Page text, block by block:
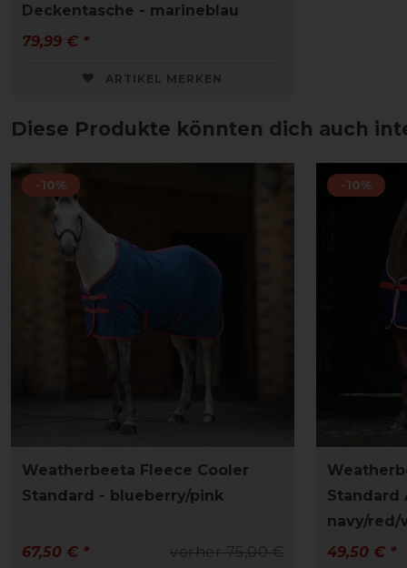
Deckentasche - marineblau
79,99 € *
ARTIKEL MERKEN
Diese Produkte könnten dich auch
-10%
Weatherbeeta Fleece Cooler
Standard - blueberry/pink
vorher 75,00 €
67,50 € *
-10%
Standard
navy/red/
49,50 € *